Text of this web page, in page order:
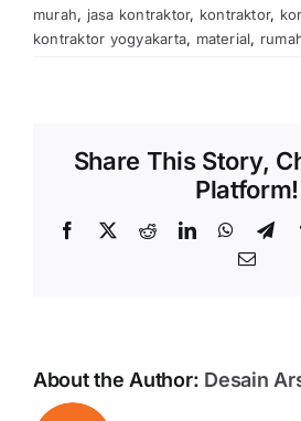
murah, jasa kontraktor, kontraktor,
kontraktor yogyakarta, material,
Share This Story,
Platform!
Facebook
X RedditLinkedIn
Email
About the Author: Desain